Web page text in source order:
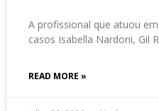
A profissional que atuou
casos Isabella Nardoni, Gil
READ MORE »